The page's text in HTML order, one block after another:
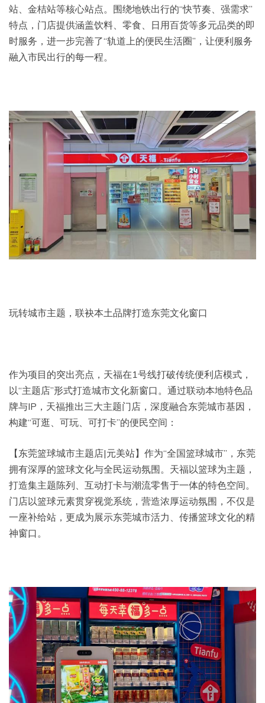
站、金桔站等核心站点。围绕地铁出行的“快节奏、强需求”
特点，门店提供涵盖饮料、零食、日用百货等多元品类的即
时服务，进一步完善了“轨道上的便民生活圈”，让便利服务
融入市民出行的每一程。
玩转城市主题，联袂本土品牌打造东莞文化窗口
作为项目的突出亮点，天福在1号线打破传统便利店模式，
以“主题店”形式打造城市文化新窗口。通过联动本地特色品
牌与IP，天福推出三大主题门店，深度融合东莞城市基因，
构建“可逛、可玩、可打卡”的便民空间：
【东莞篮球城市主题店|元美站】作为“全国篮球城市”，东莞
拥有深厚的篮球文化与全民运动氛围。天福以篮球为主题，
打造集主题陈列、互动打卡与潮流零售于一体的特色空间。
门店以篮球元素贯穿视觉系统，营造浓厚运动氛围，不仅是
一座补给站，更成为展示东莞城市活力、传播篮球文化的精
神窗口。